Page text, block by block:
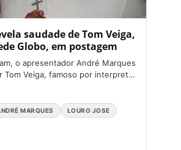
saudade de Tom Veiga,
Globo, em postagem
o apresentador André Marques
Veiga, famoso por interpretar
MARQUES LOURO JOSE